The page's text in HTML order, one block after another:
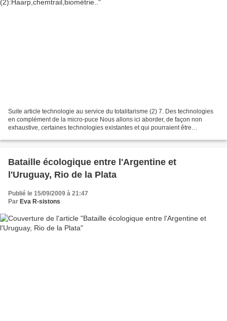
Suite article technologie au service du totalitarisme (2) 7. Des technologies
en complément de la micro-puce Nous allons ici aborder, de façon non
exhaustive, certaines technologies existantes et qui pourraient être
Bataille écologique entre l'Argentine et
l'Uruguay, Rio de la Plata
Publié le 15/09/2009 à 21:47
Par Eva R-sistons